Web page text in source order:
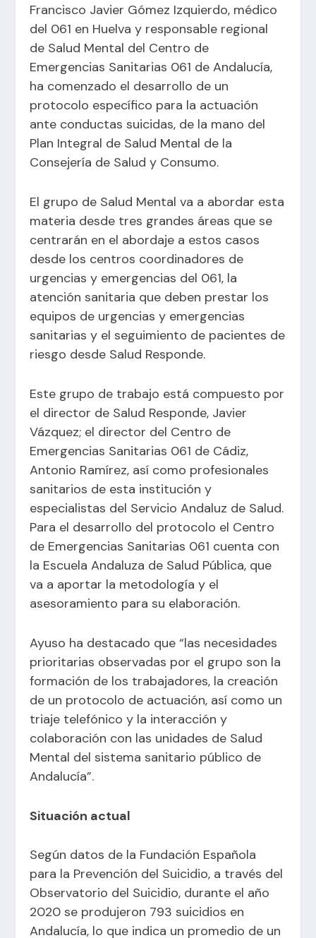
Francisco Javier Gómez Izquierdo, médico
del 061 en Huelva y responsable regional
de Salud Mental del Centro de
Emergencias Sanitarias 061 de Andalucía,
ha comenzado el desarrollo de un
protocolo específico para la actuación
ante conductas suicidas, de la mano del
Plan Integral de Salud Mental de la
Consejería de Salud y Consumo.
El grupo de Salud Mental va a abordar esta
materia desde tres grandes áreas que se
centrarán en el abordaje a estos casos
desde los centros coordinadores de
urgencias y emergencias del 061, la
atención sanitaria que deben prestar los
equipos de urgencias y emergencias
sanitarias y el seguimiento de pacientes de
riesgo desde Salud Responde.
Este grupo de trabajo está compuesto por
el director de Salud Responde, Javier
Vázquez; el director del Centro de
Emergencias Sanitarias 061 de Cádiz,
Antonio Ramírez, así como profesionales
sanitarios de esta institución y
especialistas del Servicio Andaluz de Salud.
Para el desarrollo del protocolo el Centro
de Emergencias Sanitarias 061 cuenta con
la Escuela Andaluza de Salud Pública, que
va a aportar la metodología y el
asesoramiento para su elaboración.
Ayuso ha destacado que “las necesidades
prioritarias observadas por el grupo son la
formación de los trabajadores, la creación
de un protocolo de actuación, así como un
triaje telefónico y la interacción y
colaboración con las unidades de Salud
Mental del sistema sanitario público de
Andalucía”.
Situación actual
Según datos de la Fundación Española
para la Prevención del Suicidio, a través del
Observatorio del Suicidio, durante el año
2020 se produjeron 793 suicidios en
Andalucía, lo que indica un promedio de un